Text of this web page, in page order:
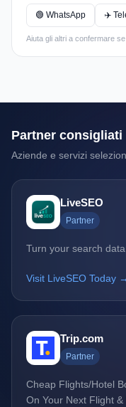
🟢 WhatsApp ✈️
Aiuta gli altri a confermare
Partner consigliati
Aziende e servizi
LiveSEO
Partner
Turn your search
Visit LiveSEO Today →
Trip.com
Partner
Cheap Flights/Hotel
On Your Next Flight